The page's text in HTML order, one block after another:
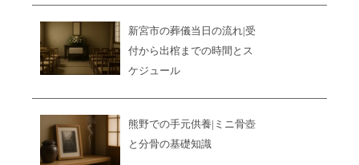
新宮市の葬儀当日の流れ|受
付から出棺までの時間とス
ケジュール
熊野での手元供養|ミニ骨壺
と分骨の基礎知識